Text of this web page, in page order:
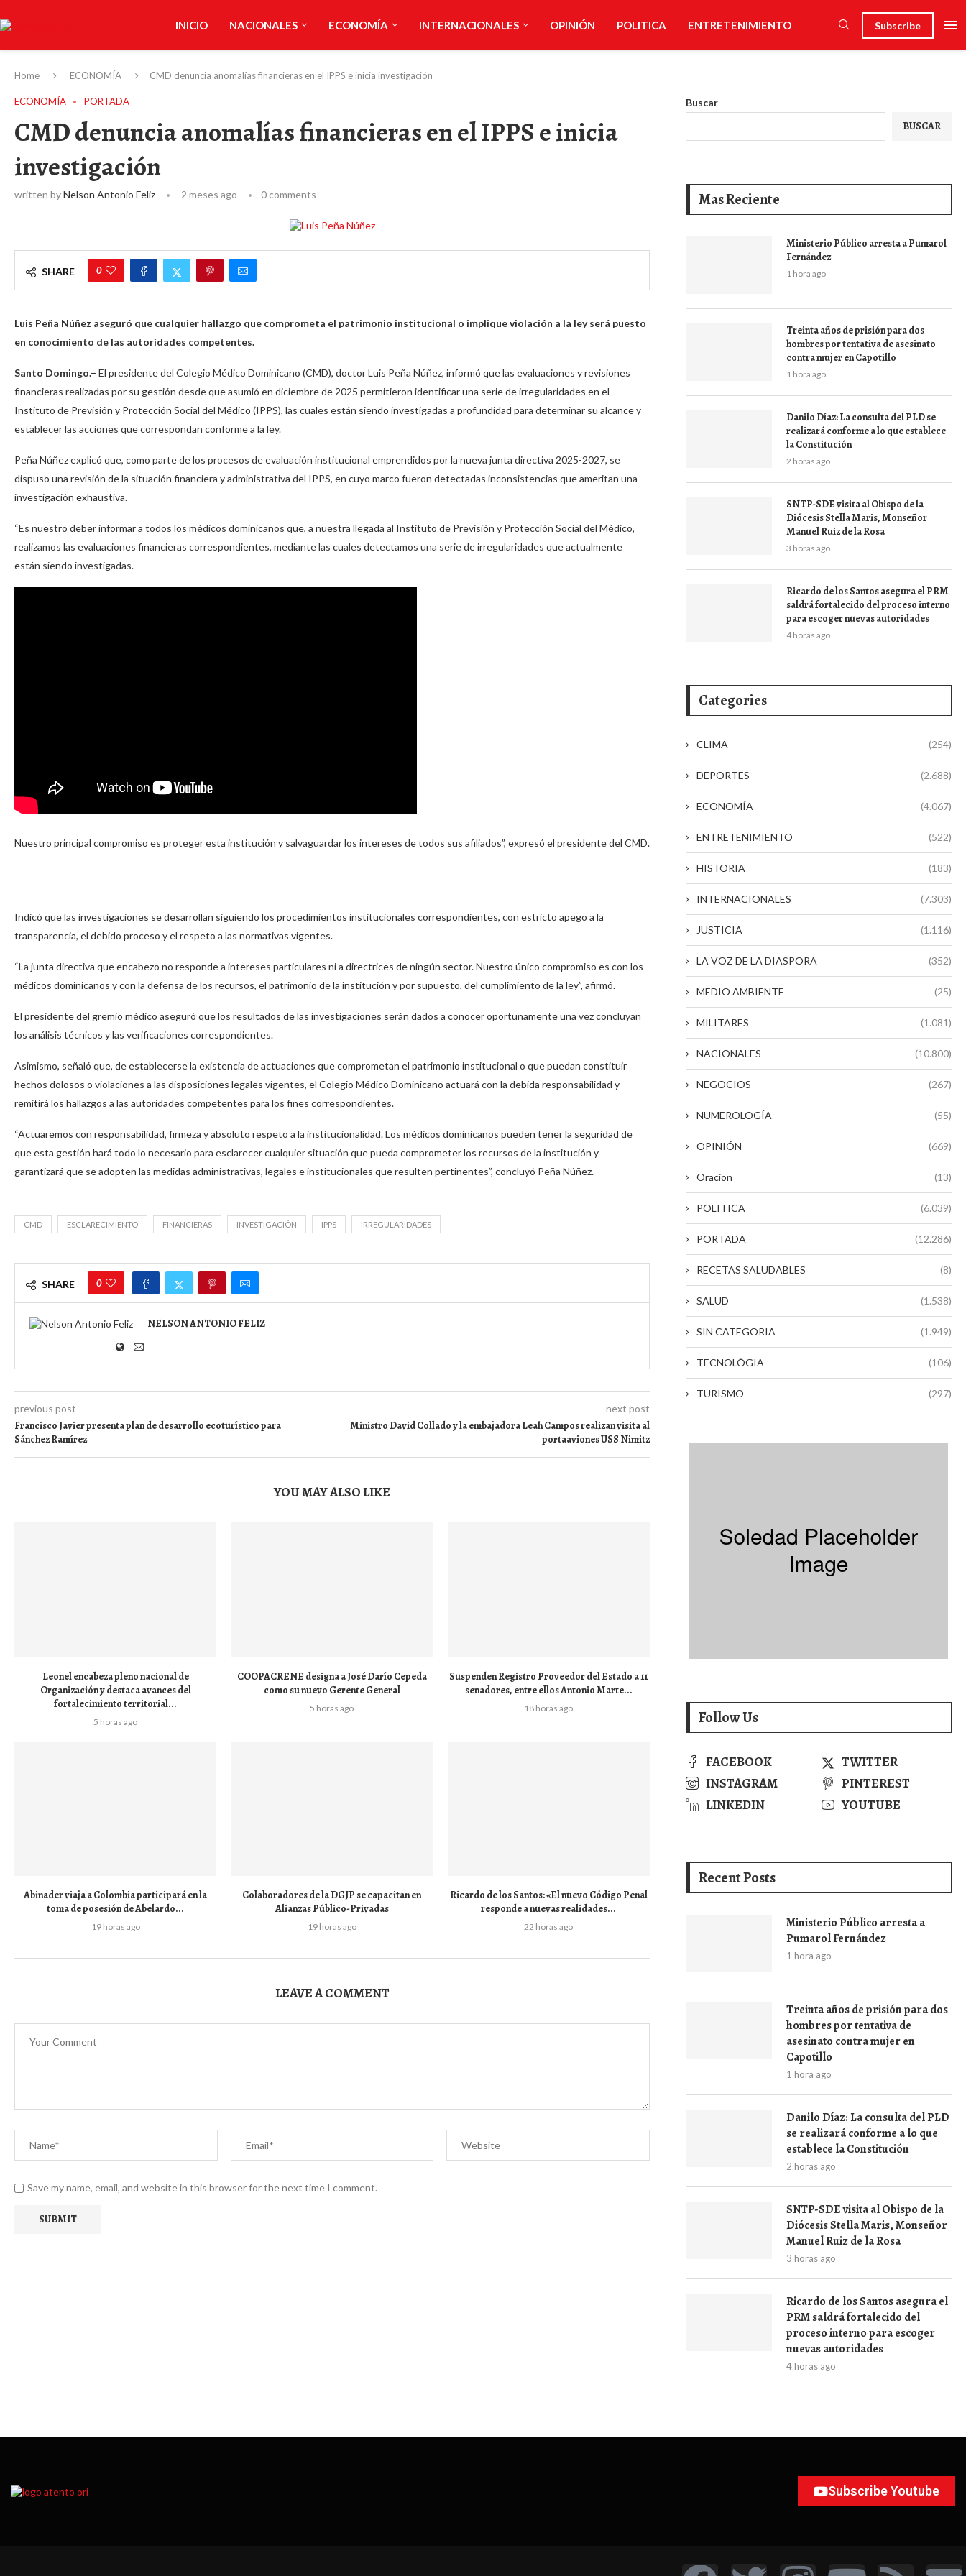
INICIO NACIONALES ECONOMÍA INTERNACIONALES OPINIÓN POLITICA ENTRETENIMIENTO Subscribe
Home ECONOMÍA CMD denuncia anomalías financieras en el IPPS e inicia investigación
ECONOMÍA PORTADA
CMD denuncia anomalías financieras en el IPPS e inicia
investigación
written byNelson Antonio Feliz 2 meses ago 0 comments
SHARE 0
Luis Peña Núñez aseguró que cualquier hallazgo que comprometa el patrimonio institucional o implique violación a la ley será puesto
en conocimiento de las autoridades competentes.
Santo Domingo.– El presidente del Colegio Médico Dominicano (CMD), doctor Luis Peña Núñez, informó que las evaluaciones y revisiones
financieras realizadas por su gestión desde que asumió en diciembre de 2025 permitieron identificar una serie de irregularidades en el
Instituto de Previsión y Protección Social del Médico (IPPS), las cuales están siendo investigadas a profundidad para determinar su alcance y
establecer las acciones que correspondan conforme a la ley.
Peña Núñez explicó que, como parte de los procesos de evaluación institucional emprendidos por la nueva junta directiva 2025-2027, se
dispuso una revisión de la situación financiera y administrativa del IPPS, en cuyo marco fueron detectadas inconsistencias que ameritan una
investigación exhaustiva.
“Es nuestro deber informar a todos los médicos dominicanos que, a nuestra llegada al Instituto de Previsión y Protección Social del Médico,
realizamos las evaluaciones financieras correspondientes, mediante las cuales detectamos una serie de irregularidades que actualmente
están siendo investigadas.
Nuestro principal compromiso es proteger esta institución y salvaguardar los intereses de todos sus afiliados”, expresó el presidente del CMD.
Indicó que las investigaciones se desarrollan siguiendo los procedimientos institucionales correspondientes, con estricto apego a la
transparencia, el debido proceso y el respeto a las normativas vigentes.
“La junta directiva que encabezo no responde a intereses particulares ni a directrices de ningún sector. Nuestro único compromiso es con los
médicos dominicanos y con la defensa de los recursos, el patrimonio de la institución y por supuesto, del cumplimiento de la ley”, afirmó.
El presidente del gremio médico aseguró que los resultados de las investigaciones serán dados a conocer oportunamente una vez concluyan
los análisis técnicos y las verificaciones correspondientes.
Asimismo, señaló que, de establecerse la existencia de actuaciones que comprometan el patrimonio institucional o que puedan constituir
hechos dolosos o violaciones a las disposiciones legales vigentes, el Colegio Médico Dominicano actuará con la debida responsabilidad y
remitirá los hallazgos a las autoridades competentes para los fines correspondientes.
“Actuaremos con responsabilidad, firmeza y absoluto respeto a la institucionalidad. Los médicos dominicanos pueden tener la seguridad de
que esta gestión hará todo lo necesario para esclarecer cualquier situación que pueda comprometer los recursos de la institución y
garantizará que se adopten las medidas administrativas, legales e institucionales que resulten pertinentes”, concluyó Peña Núñez.
CMD ESCLARECIMIENTO FINANCIERAS INVESTIGACIÓN IPPS IRREGULARIDADES
SHARE 0
NELSON ANTONIO FELIZ
previous post
Francisco Javier presenta plan de desarrollo ecoturístico para
Sánchez Ramírez
next post
Ministro David Collado y la embajadora Leah Campos realizan visita al
portaaviones USS Nimitz
YOU MAY ALSO LIKE
Leonel encabeza pleno nacional de
Organización y destaca avances del
fortalecimiento territorial...
5 horas ago
COOPACRENE designa a José Darío Cepeda
como su nuevo Gerente General
5 horas ago
Suspenden Registro Proveedor del Estado a 11
senadores, entre ellos Antonio Marte...
18 horas ago
Abinader viaja a Colombia participará en la
toma de posesión de Abelardo...
19 horas ago
Colaboradores de la DGJP se capacitan en
Alianzas Público-Privadas
19 horas ago
Ricardo de los Santos: «El nuevo Código Penal
responde a nuevas realidades...
22 horas ago
LEAVE A COMMENT
Save my name, email, and website in this browser for the next time I comment.
Buscar
BUSCAR
Mas Reciente
Ministerio Público arresta a Pumarol
Fernández
1 hora ago
Treinta años de prisión para dos
hombres por tentativa de asesinato
contra mujer en Capotillo
1 hora ago
Danilo Díaz: La consulta del PLD se
realizará conforme a lo que establece
la Constitución
2 horas ago
SNTP-SDE visita al Obispo de la
Diócesis Stella Maris, Monseñor
Manuel Ruiz de la Rosa
3 horas ago
Ricardo de los Santos asegura el PRM
saldrá fortalecido del proceso interno
para escoger nuevas autoridades
4 horas ago
Categories
CLIMA (254)
DEPORTES (2.688)
ECONOMÍA (4.067)
ENTRETENIMIENTO (522)
HISTORIA (183)
INTERNACIONALES (7.303)
JUSTICIA (1.116)
LA VOZ DE LA DIASPORA (352)
MEDIO AMBIENTE (25)
MILITARES (1.081)
NACIONALES (10.800)
NEGOCIOS (267)
NUMEROLOGÍA (55)
OPINIÓN (669)
Oracion (13)
POLITICA (6.039)
PORTADA (12.286)
RECETAS SALUDABLES (8)
SALUD (1.538)
SIN CATEGORIA (1.949)
TECNOLÓGIA (106)
TURISMO (297)
Follow Us
FACEBOOK
TWITTER
INSTAGRAM
PINTEREST
LINKEDIN
YOUTUBE
Recent Posts
Ministerio Público arresta a
Pumarol Fernández
1 hora ago
Treinta años de prisión para dos
hombres por tentativa de
asesinato contra mujer en
Capotillo
1 hora ago
Danilo Díaz: La consulta del PLD
se realizará conforme a lo que
establece la Constitución
2 horas ago
SNTP-SDE visita al Obispo de la
Diócesis Stella Maris, Monseñor
Manuel Ruiz de la Rosa
3 horas ago
Ricardo de los Santos asegura el
PRM saldrá fortalecido del
proceso interno para escoger
nuevas autoridades
4 horas ago
Subscribe Youtube